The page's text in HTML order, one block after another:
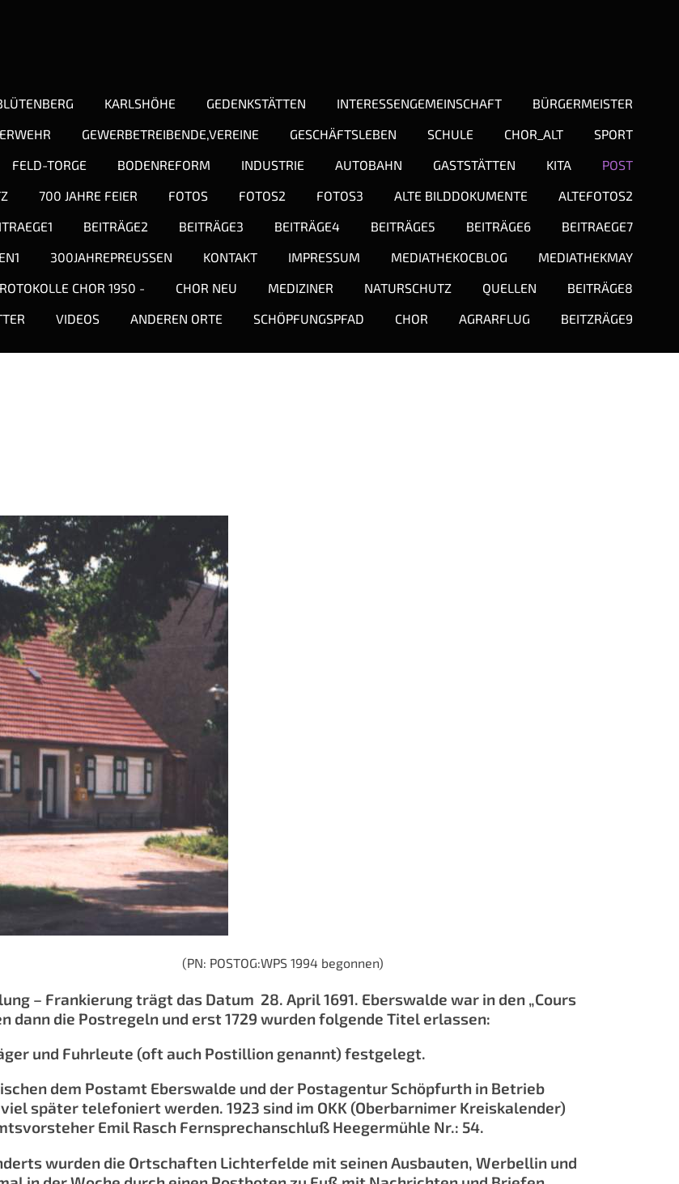
KARLSHÖHE GEDENKSTÄTTEN INTERESSENGEMEINSCHAFT
BÜRGERMEISTER
GEWERBETREIBENDE,VEREINE GESCHÄFTSLEBEN SCHULE CHOR_ALT
SPORT
FELD-TORGE BODENREFORM INDUSTRIE AUTOBAHN GASTSTÄTTEN KITA
POST
700 JAHRE FEIER FOTOS FOTOS2 FOTOS3 ALTE BILDDOKUMENTE
ALTEFOTOS2
BEITRÄGE2 BEITRÄGE3 BEITRÄGE4 BEITRÄGE5 BEITRÄGE6
BEITRAEGE7
300JAHREPREUSSEN KONTAKT IMPRESSUM MEDIATHEKOCBLOG
MEDIATHEKMAY
CHOR 1950 - CHOR NEU MEDIZINER NATURSCHUTZ QUELLEN
BEITRÄGE8
VIDEOS ANDEREN ORTE SCHÖPFUNGSPFAD CHOR AGRARFLUG BEITZRÄGE9
1994 begonnen)
– Frankierung trägt das Datum 28. April 1691. Eberswalde war in den „Cours
dann die Postregeln und erst 1729 wurden folgende Titel erlassen:
und Fuhrleute (oft auch Postillion genannt) festgelegt.
dem Postamt Eberswalde und der Postagentur Schöpfurth in Betrieb
später telefoniert werden. 1923 sind im OKK (Oberbarnimer Kreiskalender)
Emil Rasch Fernsprechanschluß Heegermühle Nr.: 54.
wurden die Ortschaften Lichterfelde mit seinen Ausbauten, Werbellin und